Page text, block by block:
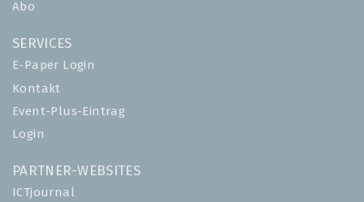
Abo
SERVICES
E-Paper Login
Kontakt
Event-Plus-Eintrag
Login
PARTNER-WEBSITES
ICTjournal